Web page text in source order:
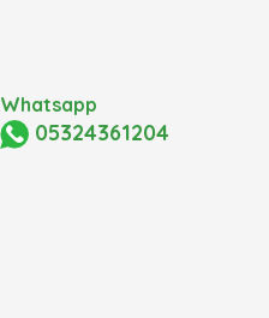
Whatsapp
05324361204